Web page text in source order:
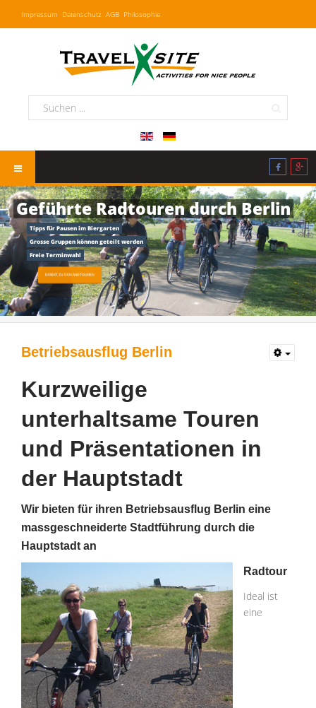
Impressum Datenschutz AGB Philosophie
Geführte Radtouren durch Berlin
Tipps für Pausen im Biergarten
Grosse Gruppen können geteilt werden
Freie Terminwahl
DIREKT ZU DEN RADTOUREN
Betriebsausflug Berlin
Kurzweilige
unterhaltsame Touren
und Präsentationen in
der Hauptstadt
Wir bieten für ihren Betriebsausflug Berlin eine
massgeschneiderte Stadtführung durch die
Hauptstadt an
Radtour
Ideal ist
eine